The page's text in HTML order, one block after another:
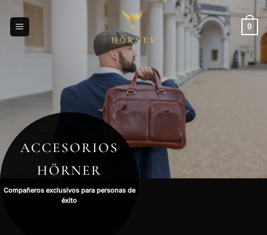
contenido
0
ACCESORIOS
HÖRNER
Compañeros exclusivos para personas de
éxito